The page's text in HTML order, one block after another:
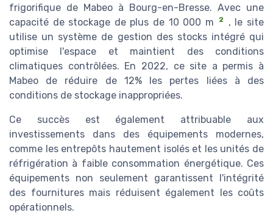
frigorifique de Mabeo à Bourg-en-Bresse. Avec une
capacité de stockage de plus de 10 000 m
2
, le site
utilise un système de gestion des stocks intégré qui
optimise l'espace et maintient des conditions
climatiques contrôlées. En 2022, ce site a permis à
Mabeo de réduire de 12% les pertes liées à des
conditions de stockage inappropriées.
Ce succès est également attribuable aux
investissements dans des équipements modernes,
comme les entrepôts hautement isolés et les unités de
réfrigération à faible consommation énergétique. Ces
équipements non seulement garantissent l'intégrité
des fournitures mais réduisent également les coûts
opérationnels.